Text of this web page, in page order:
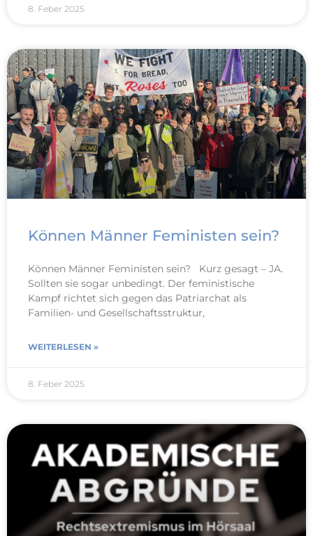
8. Feber 2025
Können Männer Feministen sein?
Können Männer Feministen sein? Kurz gesagt – JA.
Sollten sie sogar unbedingt. Der feministische
Kampf richtet sich gegen das Patriarchat als
Familien- und Gesellschaftsstruktur,
WEITERLESEN »
8. Feber 2025